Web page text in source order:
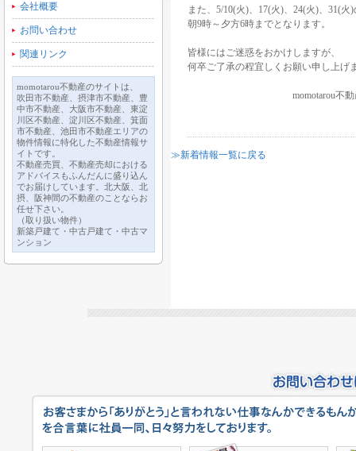
会社概要
お問い合わせ
関連リンク
momotarou不動産のサイトは、
吹田市不動産、摂津市不動産、豊
中市不動産、大阪市不動産、東淀
川区不動産、淀川区不動産、箕面
市不動産、池田市不動産エリアの
物件情報に特化した不動産情報サ
イトです。
不動産売買、不動産売却における
アドバイスもふんだんに盛り込ん
でお届けしています。北大阪、北
摂、阪神間の不動産のことならお
任せ下さい。
（取り扱い物件）
新築戸建て・中古戸建て・中古マ
ンション
また、5/10(火)、17(火)、24(火)、31(火
朝9時～夕方6時までとなります。
皆様にはご迷惑をおかけしますが、
何卒ご了承の程宜しくお願い申し上げ
momotarou不動産ス
≫新着情報一覧に戻る